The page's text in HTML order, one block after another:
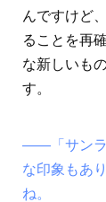
んですけど
ることを再
な新しいも
す。
――「サンラ
な印象もあ
ね。